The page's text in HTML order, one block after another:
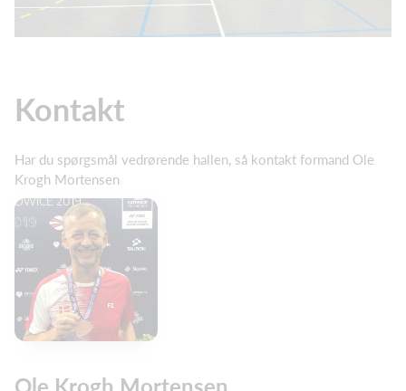
Kontakt
Har du spørgsmål vedrørende hallen, så kontakt formand Ole
Krogh Mortensen
Ole Krogh Mortensen